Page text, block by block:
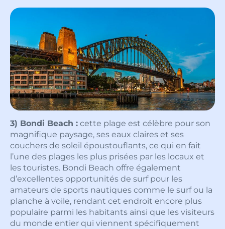
3) Bondi Beach : cette plage est célèbre pour son
magnifique paysage, ses eaux claires et ses
couchers de soleil époustouflants, ce qui en fait
l’une des plages les plus prisées par les locaux et
les touristes. Bondi Beach offre également
d’excellentes opportunités de surf pour les
amateurs de sports nautiques comme le surf ou la
planche à voile, rendant cet endroit encore plus
populaire parmi les habitants ainsi que les visiteurs
du monde entier qui viennent spécifiquement